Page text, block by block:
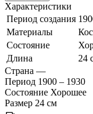
Характеристики
Период создания
Материалы
Состояние
Длина
24
Страна —
Период 1900 – 1930
Состояние Хорошее
Размер 24 см